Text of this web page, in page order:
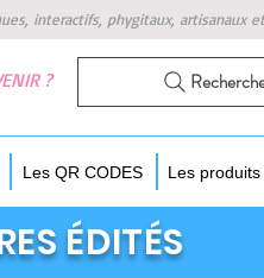
interactifs, phygitaux, artisanaux
?
Les QR CODES Les produits
ÉDITÉS